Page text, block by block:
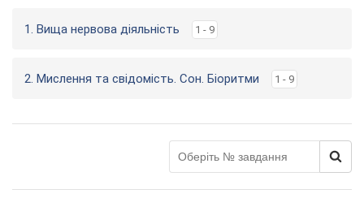
1. Вища нервова діяльність 1 - 9
2. Мислення та свідомість. Сон. Біоритми 1 - 9